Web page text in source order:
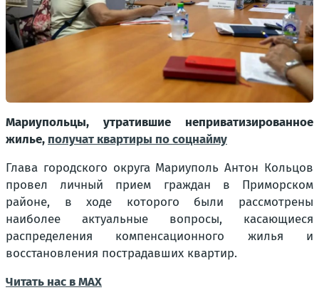
Мариупольцы, утратившие неприватизированное
жилье, получат квартиры по соцнайму
Глава городского округа Мариуполь Антон Кольцов
провел личный прием граждан в Приморском
районе, в ходе которого были рассмотрены
наиболее актуальные вопросы, касающиеся
распределения компенсационного жилья и
восстановления пострадавших квартир.
Читать нас в МАХ